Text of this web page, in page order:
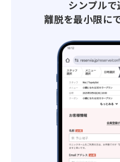
シンプル
離脱を最小限に